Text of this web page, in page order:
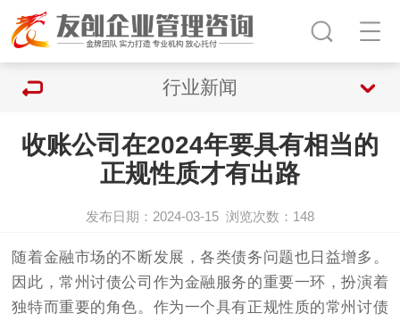
行业新闻
收账公司在2024年要具有相当的
正规性质才有出路
发布日期：2024-03-15 浏览次数： 148
随着金融市场的不断发展，各类债务问题也日益增多。
因此，常州讨债公司 作为金融服务的重要一环，扮演着
独特而重要的角色。作为一个具有正规性质的常州讨债